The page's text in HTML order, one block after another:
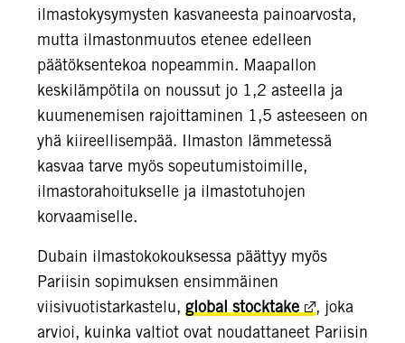
ilmastokysymysten kasvaneesta painoarvosta,
mutta ilmastonmuutos etenee edelleen
päätöksentekoa nopeammin. Maapallon
keskilämpötila on noussut jo 1,2 asteella ja
kuumenemisen rajoittaminen 1,5 asteeseen on
yhä kiireellisempää. Ilmaston lämmetessä
kasvaa tarve myös sopeutumistoimille,
ilmastorahoitukselle ja ilmastotuhojen
korvaamiselle.
Dubain ilmastokokouksessa päättyy myös
Pariisin sopimuksen ensimmäinen
viisivuotistarkastelu, global stocktake
, joka
arvioi, kuinka valtiot ovat noudattaneet Pariisin